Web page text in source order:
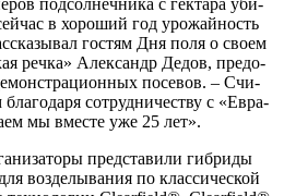
в хоро­ший год уро­жай­ность
гостям Дня поля о сво­ем
реч­ка» Алек­сандр Дедов, предо­
посе­вов. – Счи­
сотруд­ни­че­ству с «Евра­
мы вме­сте уже 25 лет».
пред­ста­ви­ли гибри­ды
воз­де­лы­ва­ния по клас­си­че­ской